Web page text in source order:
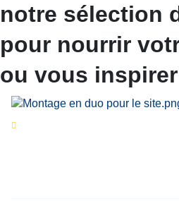
notre sélection
pour nourrir
ou vous inspirer